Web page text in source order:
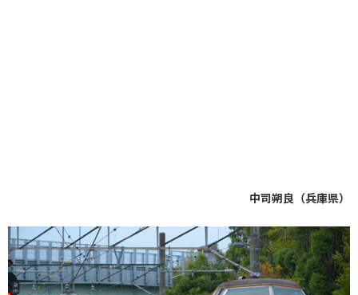
中司朔良（兵庫県）